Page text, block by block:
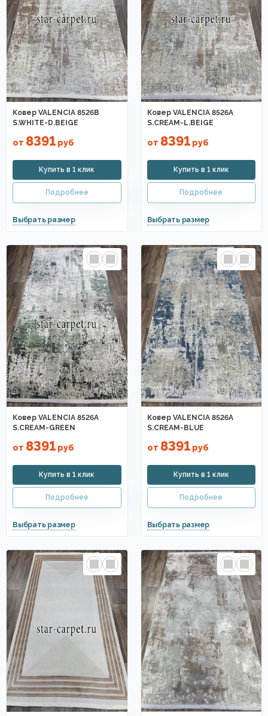
Ковер VALENCIA 8526B
S.WHITE-D.BEIGE
от 8391 руб
Ковер VALENCIA 8526A
S.CREAM-L.BEIGE
от 8391руб
Ковер VALENCIA 8526A
S.CREAM-GREEN
от 8391 руб
Ковер VALENCIA 8526A
S.CREAM-BLUE
от 8391руб